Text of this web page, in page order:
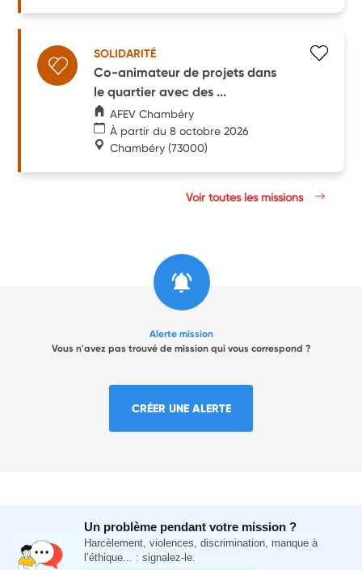
SOLIDARITÉ
Co-animateur de projets dans
le quartier avec des ...
AFEV Chambéry
À partir du 8 octobre 2026
Chambéry (73000)
Voir toutes les missions
Alerte mission
Vous n'avez pas trouvé de mission qui vous correspond ?
CRÉER UNE ALERTE
Un problème pendant votre mission ?
Harcèlement, violences, discrimination, manque à
l’éthique... : signalez-le.